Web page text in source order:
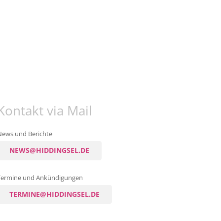
via Mail
und Berichte
NEWS@HIDDINGSEL.DE
und Ankündigungen
TERMINE@HIDDINGSEL.DE